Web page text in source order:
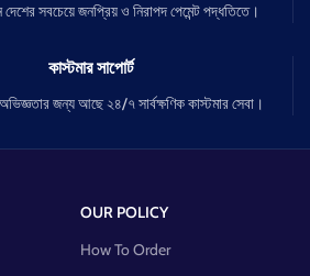
সবচেয়ে জনপ্রিয় ও নিরাপদ পেমেন্ট পদ্ধতিতে।
কাস্টমার সাপোর্ট
জন্য আছে ২৪/৭ সার্বক্ষণিক কাস্টমার সেবা।
OUR POLICY
How To Order